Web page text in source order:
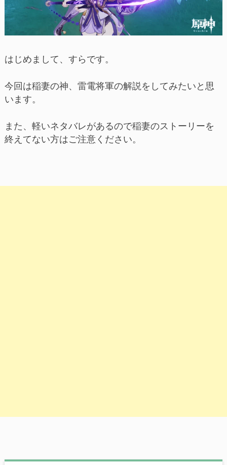
はじめまして、すらです。
今回は稲妻の神、雷電将軍の解説をしてみたいと思
います。
また、軽いネタバレがあるので稲妻のストーリーを
終えてない方はご注意ください。